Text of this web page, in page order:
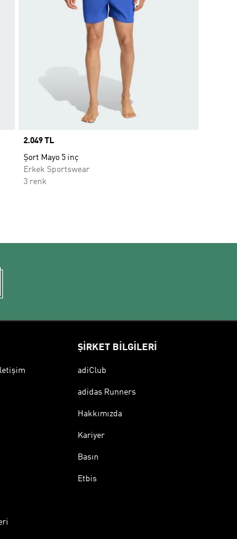
Price
2.049 TL
Şort Mayo 5 inç
Erkek Sportswear
3 renk
ŞİRKET BİLGİLERİ
adiClub
adidas Runners
Hakkımızda
Kariyer
Basın
Etbis